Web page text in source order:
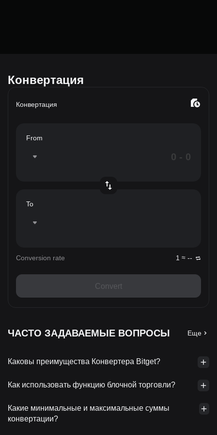
Конвертация
Конвертация
From
To
Conversion rate 1 ≈ --
Convert
ЧАСТО ЗАДАВАЕМЫЕ ВОПРОСЫ Еще
Каковы преимущества Конвертера Bitget?
Как использовать функцию блочной торговли?
Какие минимальные и максимальные суммы
конвертации?